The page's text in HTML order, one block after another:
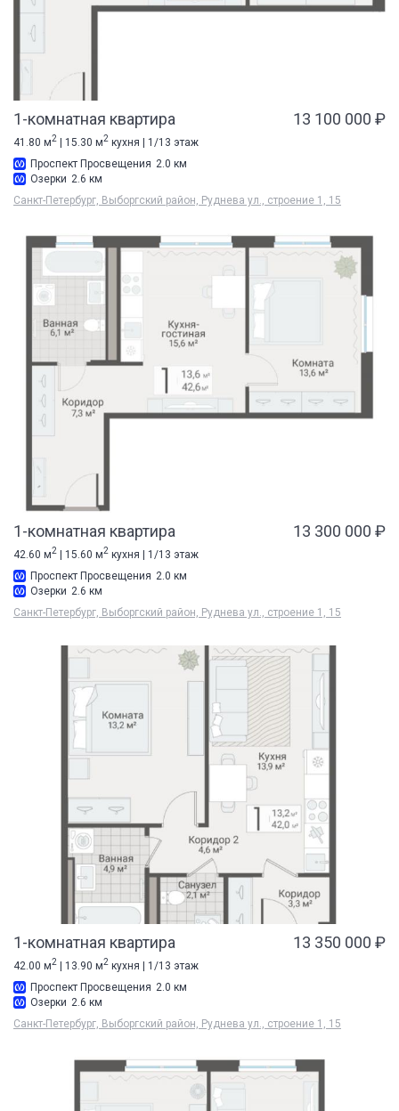
1-комнатная квартира 13 100 000 ₽
41.80 м2 | 15.30 м2 кухня | 1/13 этаж
Проспект Просвещения 2.0 км
Озерки 2.6 км
Санкт-Петербург, Выборгский район, Руднева ул., строение 1, 15
1-комнатная квартира 13 300 000 ₽
42.60 м2 | 15.60 м2 кухня | 1/13 этаж
Проспект Просвещения 2.0 км
Озерки 2.6 км
Санкт-Петербург, Выборгский район, Руднева ул., строение 1, 15
1-комнатная квартира 13 350 000 ₽
42.00 м2 | 13.90 м2 кухня | 1/13 этаж
Проспект Просвещения 2.0 км
Озерки 2.6 км
Санкт-Петербург, Выборгский район, Руднева ул., строение 1, 15